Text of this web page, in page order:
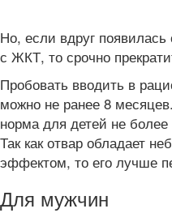
Но, если вдруг
с ЖКТ, то срочно
Пробовать вводить в
можно не ранее 8
норма для детей не
Так как отвар обладает
эффектом, то его лучше
Для мужчин